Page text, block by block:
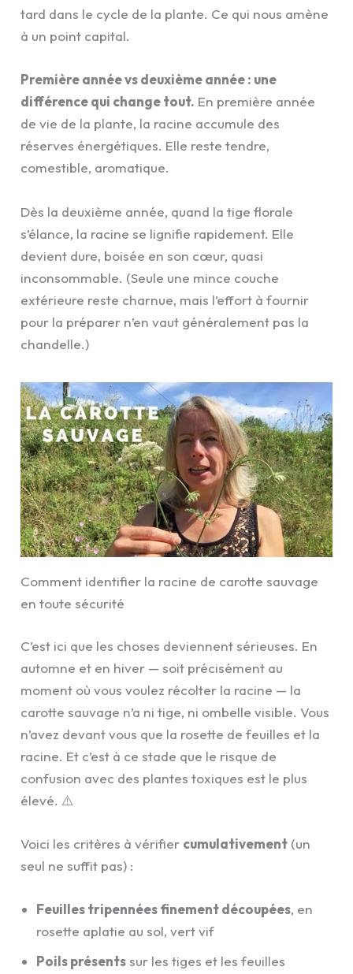
tard dans le cycle de la plante. Ce qui nous amène
à un point capital.
Première année vs deuxième année : une
différence qui change tout. En première année
de vie de la plante, la racine accumule des
réserves énergétiques. Elle reste tendre,
comestible, aromatique.
Dès la deuxième année, quand la tige florale
s’élance, la racine se lignifie rapidement. Elle
devient dure, boisée en son cœur, quasi
inconsommable. (Seule une mince couche
extérieure reste charnue, mais l’effort à fournir
pour la préparer n’en vaut généralement pas la
chandelle.)
Comment identifier la racine de carotte sauvage
en toute sécurité
C’est ici que les choses deviennent sérieuses. En
automne et en hiver — soit précisément au
moment où vous voulez récolter la racine — la
carotte sauvage n’a ni tige, ni ombelle visible. Vous
n’avez devant vous que la rosette de feuilles et la
racine. Et c’est à ce stade que le risque de
confusion avec des plantes toxiques est le plus
élevé. ⚠️
Voici les critères à vérifier cumulativement (un
seul ne suffit pas) :
Feuilles tripennées finement découpées, en
rosette aplatie au sol, vert vif
Poils présentssur les tiges et les feuilles